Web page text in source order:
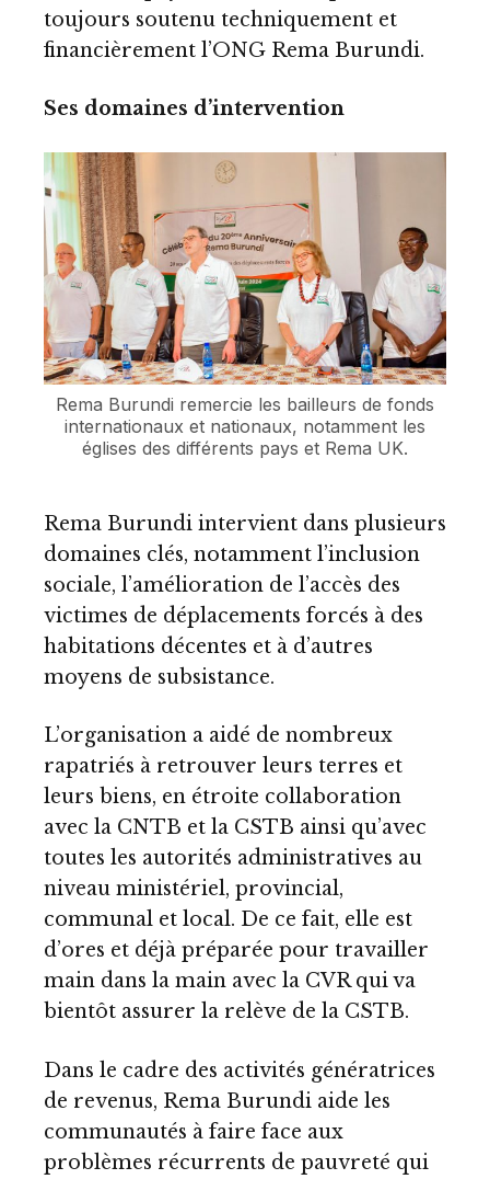
toujours soutenu techniquement et
financièrement l’ONG Rema Burundi.
Ses domaines d’intervention
Rema Burundi remercie les bailleurs de fonds
internationaux et nationaux, notamment les
églises des différents pays et Rema UK.
Rema Burundi intervient dans plusieurs
domaines clés, notamment l’inclusion
sociale, l’amélioration de l’accès des
victimes de déplacements forcés à des
habitations décentes et à d’autres
moyens de subsistance.
L’organisation a aidé de nombreux
rapatriés à retrouver leurs terres et
leurs biens, en étroite collaboration
avec la CNTB et la CSTB ainsi qu’avec
toutes les autorités administratives au
niveau ministériel, provincial,
communal et local. De ce fait, elle est
d’ores et déjà préparée pour travailler
main dans la main avec la CVR qui va
bientôt assurer la relève de la CSTB.
Dans le cadre des activités génératrices
de revenus, Rema Burundi aide les
communautés à faire face aux
problèmes récurrents de pauvreté qui